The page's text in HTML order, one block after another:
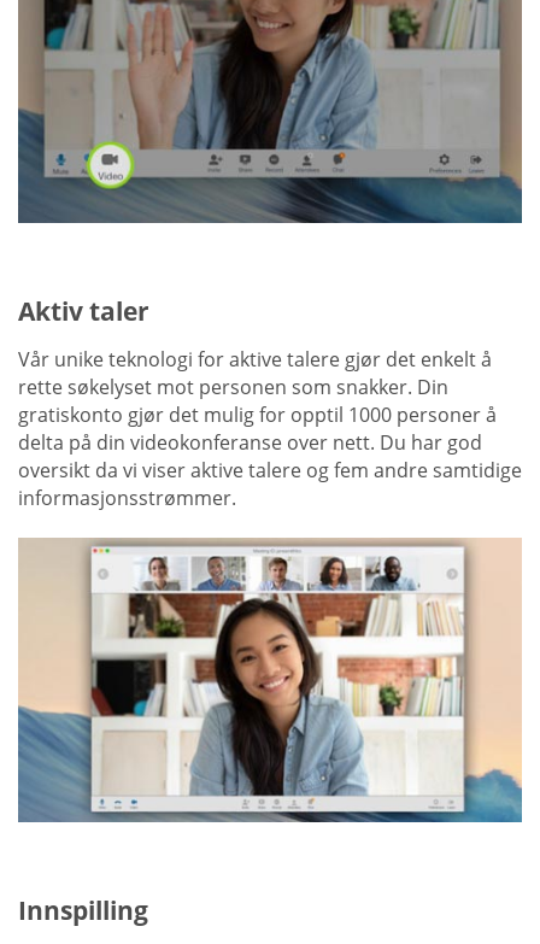
Aktiv taler
Vår unike teknologi for aktive talere gjør det enkelt å
rette søkelyset mot personen som snakker. Din
gratiskonto gjør det mulig for opptil 1000 personer å
delta på din videokonferanse over nett. Du har god
oversikt da vi viser aktive talere og fem andre samtidige
informasjonsstrømmer.
Innspilling